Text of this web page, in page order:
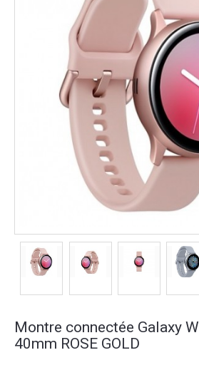
Montre connectée Galaxy
40mm ROSE GOLD